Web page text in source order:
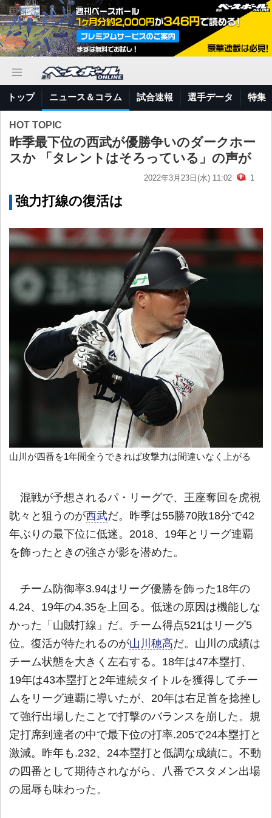
トップ ニュース＆コラム 試合速報 選手データ 特集
HOT TOPIC
昨季最下位の西武が優勝争いのダークホー
スか 「タレントはそろっている」の声が
2022年3月23日(水) 11:02 1
強力打線の復活は
山川が四番を1年間全うできれば攻撃力は間違いなく上がる
混戦が予想されるパ・リーグで、王座奪回を虎視
眈々と狙うのが西武だ。昨季は55勝70敗18分で42
年ぶりの最下位に低迷。2018、19年とリーグ連覇
を飾ったときの強さが影を潜めた。
チーム防御率3.94はリーグ優勝を飾った18年の
4.24、19年の4.35を上回る。低迷の原因は機能しな
かった「山賊打線」だ。チーム得点521はリーグ5
位。復活が待たれるのが山川穂高だ。山川の成績は
チーム状態を大きく左右する。18年は47本塁打、
19年は43本塁打と2年連続タイトルを獲得してチー
ムをリーグ連覇に導いたが、20年は右足首を捻挫し
て強行出場したことで打撃のバランスを崩した。規
定打席到達者の中で最下位の打率.205で24本塁打と
激減。昨年も.232、24本塁打と低調な成績に。不動
の四番として期待されながら、八番でスタメン出場
の屈辱も味わった。